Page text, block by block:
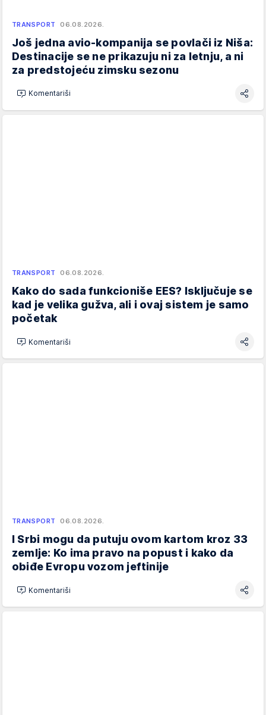
TRANSPORT 06.08.2026.
Još jedna avio-kompanija se povlači iz Niša:
Destinacije se ne prikazuju ni za letnju, a ni
za predstojeću zimsku sezonu
Komentariši
TRANSPORT 06.08.2026.
Kako do sada funkcioniše EES? Isključuje se
kad je velika gužva, ali i ovaj sistem je samo
početak
Komentariši
TRANSPORT 06.08.2026.
I Srbi mogu da putuju ovom kartom kroz 33
zemlje: Ko ima pravo na popust i kako da
obiđe Evropu vozom jeftinije
Komentariši